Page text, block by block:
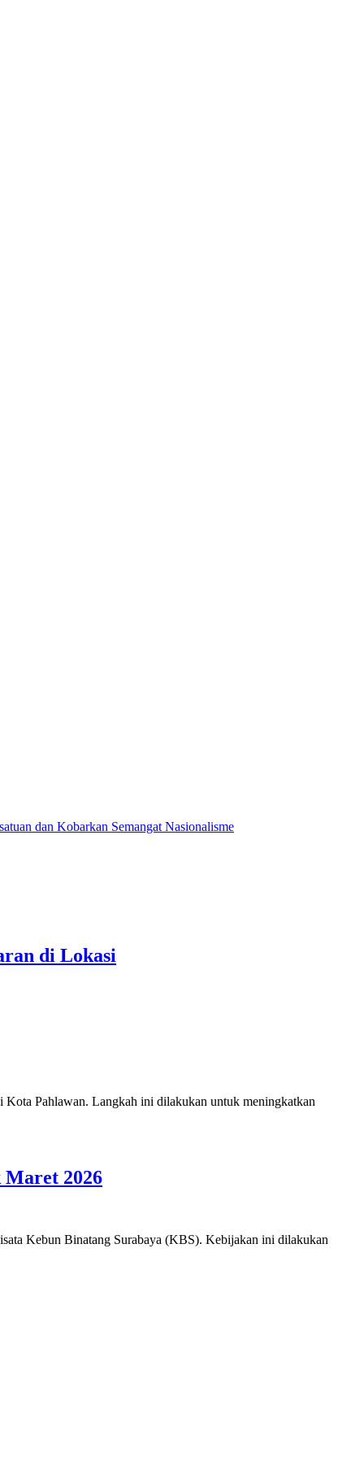
dan Kobarkan Semangat Nasionalisme
di Lokasi
Pahlawan. Langkah ini dilakukan untuk meningkatkan
2026
Kebun Binatang Surabaya (KBS). Kebijakan ini dilakukan